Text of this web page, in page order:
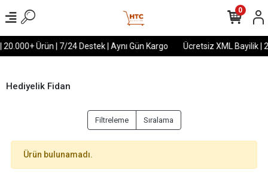
Ürün | 7/24 Destek | Aynı Gün Kargo Ücretsiz XML Bayilik |
0
Hediyelik Fidan
Filtreleme Sıralama
Ürün bulunamadı.